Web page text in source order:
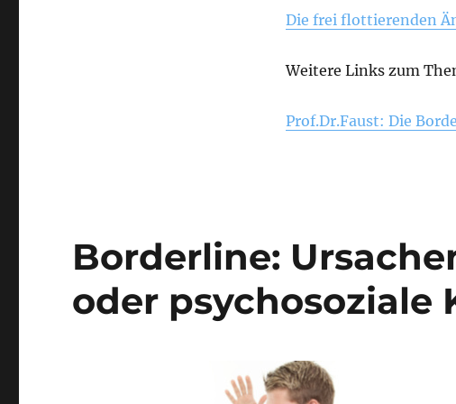
Die frei flottierenden
Weitere Links zum
Prof.Dr.Faust: Die
Borderline:
oder psychosoziale